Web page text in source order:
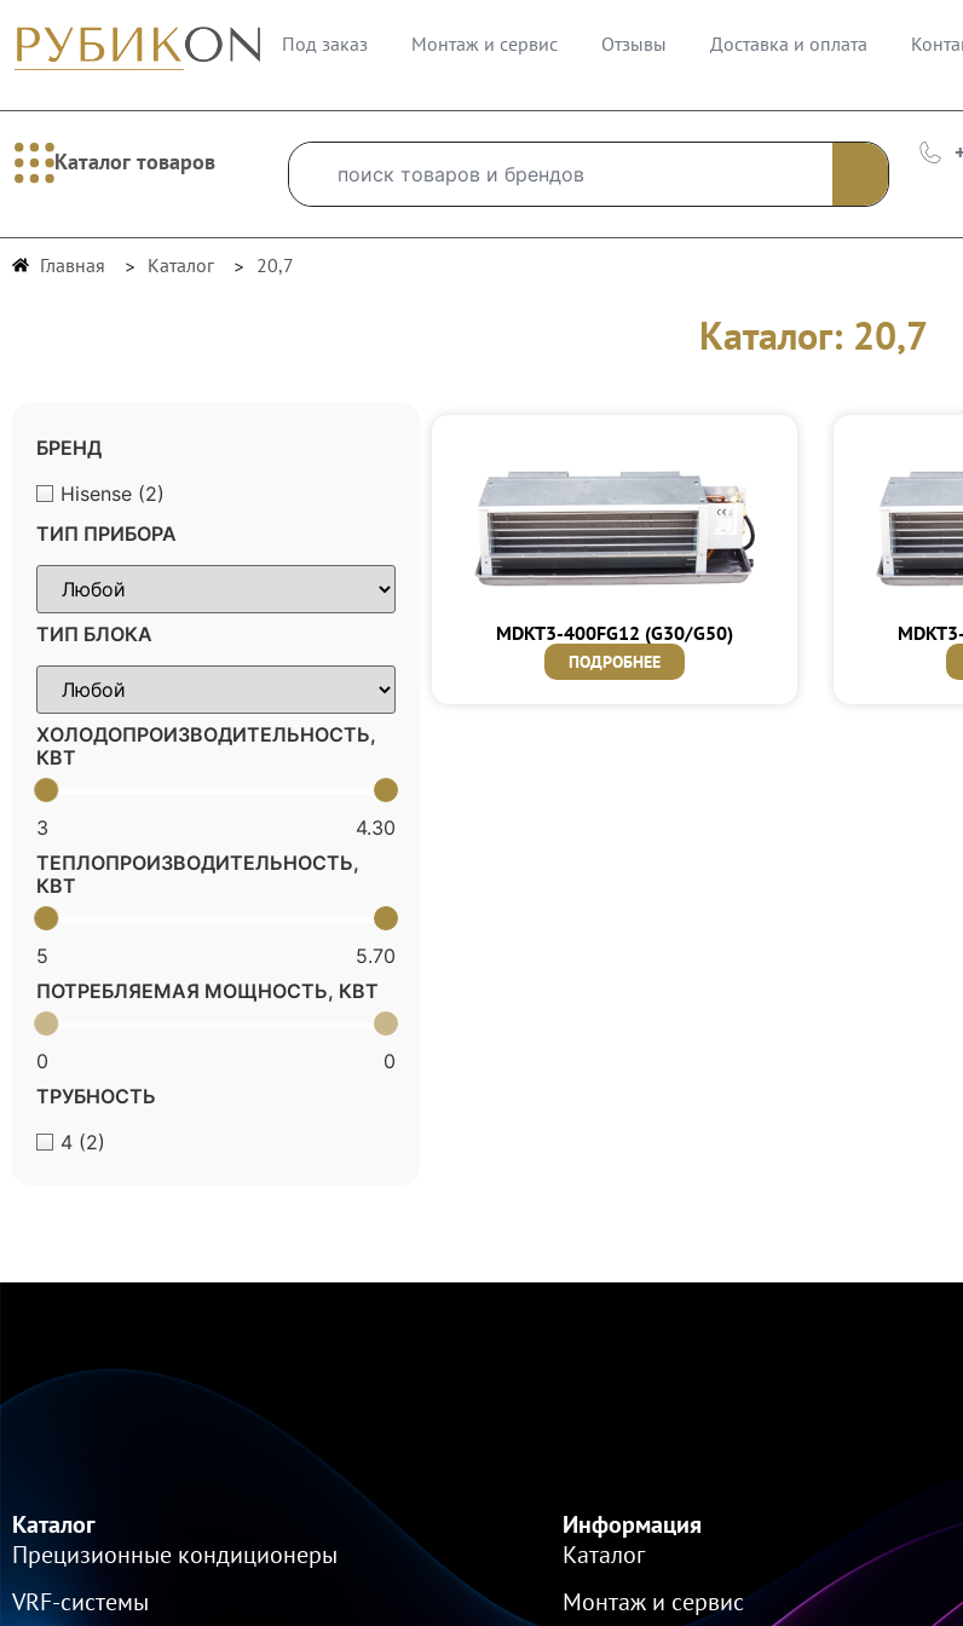
Под заказ Монтаж и сервис Отзывы Доставка и оплата
Каталог товаров
Главная Каталог 20,7
Каталог: 20,7
БРЕНД
Hisense (2)
ТИП ПРИБОРА
ТИП БЛОКА
ХОЛОДОПРОИЗВОДИТЕЛЬНОСТЬ,
КВТ
3
4.30
ТЕПЛОПРОИЗВОДИТЕЛЬНОСТЬ,
КВТ
5
5.70
ПОТРЕБЛЯЕМАЯ МОЩНОСТЬ, КВТ
0
0
ТРУБНОСТЬ
4 (2)
MDKT3-400FG12 (G30/G50)
ПОДРОБНЕЕ
Каталог
Прецизионные кондиционеры
VRF-cистемы
Информация
Каталог
Монтаж и сервис